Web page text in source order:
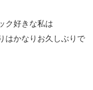
ク好きな私は
はかなりお久しぶりで